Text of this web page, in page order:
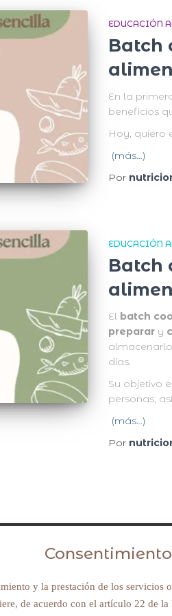
EDUCACIÓN
Batch
En la
beneficios
Hoy, quiero
(más…)
Por
EDUCACIÓN
Batch
El batch
preparar y
días.
Su objetivo
personas,
(más…)
Por
Avisos legales y política
y la prestación de los
de acuerdo con el artículo 22 de